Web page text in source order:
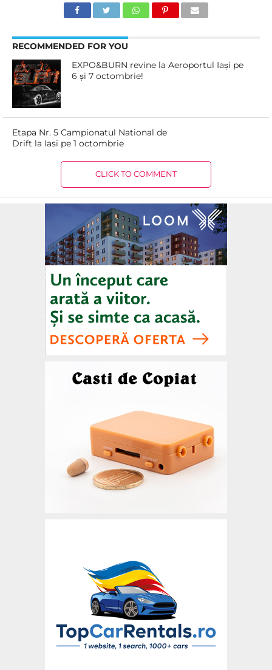
RECOMMENDED FOR YOU
EXPO&BURN revine la Aeroportul Iași pe
6 și 7 octombrie!
Etapa Nr. 5 Campionatul National de
Drift la Iasi pe 1 octombrie
CLICK TO COMMENT